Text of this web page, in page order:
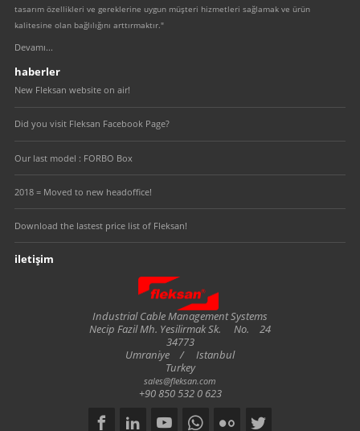
tasarım özellikleri ve gereklerine uygun müşteri hizmetleri sağlamak ve ürün
kalitesine olan bağlılığını arttırmaktır."
Devamı...
haberler
New Fleksan website on air!
Did you visit Fleksan Facebook Page?
Our last model : FORBO Box
2018 = Moved to new headoffice!
Download the lastest price list of Fleksan!
iletişim
Industrial Cable Management Systems
Necip Fazil Mh. Yesilirmak Sk.
No.
24
34773
Umraniye
/
Istanbul
Turkey
sales@fleksan.com
+90 850 532 0 623